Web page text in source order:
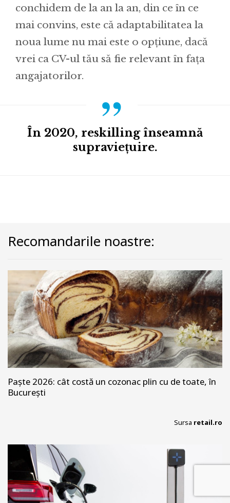
conchidem de la an la an, din ce în ce
mai convins, este că adaptabilitatea la
noua lume nu mai este o opțiune, dacă
vrei ca CV-ul tău să fie relevant în fața
angajatorilor.
În 2020, reskilling înseamnă
supraviețuire.
Recomandarile noastre:
Paște 2026: cât costă un cozonac plin cu de toate, în
București
Sursa retail.ro